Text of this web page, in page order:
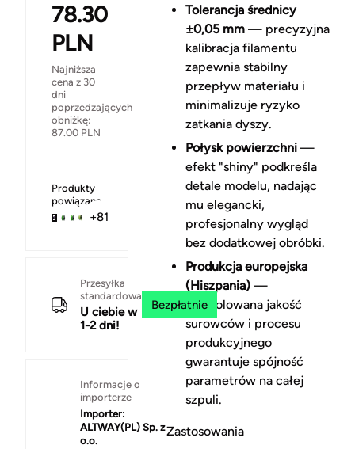
78.30
PLN
Najniższa
cena z 30
dni
poprzedzających
obniżkę:
87.00 PLN
Produkty
powiązane
+81
Przesyłka
standardowa
U ciebie w
1-2 dni!
Bezpłatnie
Informacje o
importerze
Importer:
ALTWAY(PL) Sp. z
o.o.
Tolerancja średnicy
±0,05 mm— precyzyjna
kalibracja filamentu
zapewnia stabilny
przepływ materiału i
minimalizuje ryzyko
zatkania dyszy.
Połysk powierzchni—
efekt "shiny" podkreśla
detale modelu, nadając
mu elegancki,
profesjonalny wygląd
bez dodatkowej obróbki.
Produkcja europejska
(Hiszpania)—
kontrolowana jakość
surowców i procesu
produkcyjnego
gwarantuje spójność
parametrów na całej
szpuli.
Zastosowania